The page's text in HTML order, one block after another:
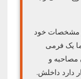
مشخصات خود
یک فرمی
مصاحبه و
دارد داخلش.